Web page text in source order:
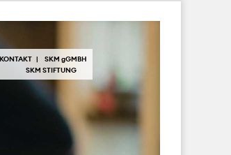
KONTAKT SKM gGMBH
SKM STIFTUNG